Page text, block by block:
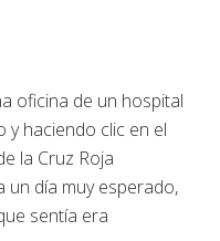
oficina de un hospital
y haciendo clic en el
la Cruz Roja
un día muy esperado,
sentía era